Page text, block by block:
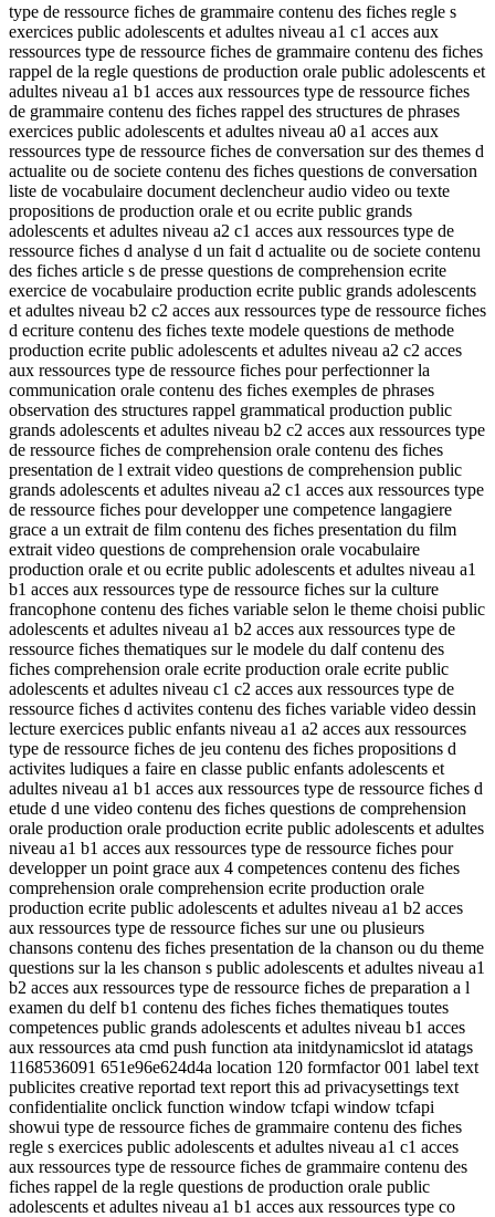
type de ressource fiches de grammaire contenu des fiches regle s
exercices public adolescents et adultes niveau a1 c1 acces aux
ressources type de ressource fiches de grammaire contenu des fiches
rappel de la regle questions de production orale public adolescents et
adultes niveau a1 b1 acces aux ressources type de ressource fiches
de grammaire contenu des fiches rappel des structures de phrases
exercices public adolescents et adultes niveau a0 a1 acces aux
ressources type de ressource fiches de conversation sur des themes d
actualite ou de societe contenu des fiches questions de conversation
liste de vocabulaire document declencheur audio video ou texte
propositions de production orale et ou ecrite public grands
adolescents et adultes niveau a2 c1 acces aux ressources type de
ressource fiches d analyse d un fait d actualite ou de societe contenu
des fiches article s de presse questions de comprehension ecrite
exercice de vocabulaire production ecrite public grands adolescents
et adultes niveau b2 c2 acces aux ressources type de ressource fiches
d ecriture contenu des fiches texte modele questions de methode
production ecrite public adolescents et adultes niveau a2 c2 acces
aux ressources type de ressource fiches pour perfectionner la
communication orale contenu des fiches exemples de phrases
observation des structures rappel grammatical production public
grands adolescents et adultes niveau b2 c2 acces aux ressources type
de ressource fiches de comprehension orale contenu des fiches
presentation de l extrait video questions de comprehension public
grands adolescents et adultes niveau a2 c1 acces aux ressources type
de ressource fiches pour developper une competence langagiere
grace a un extrait de film contenu des fiches presentation du film
extrait video questions de comprehension orale vocabulaire
production orale et ou ecrite public adolescents et adultes niveau a1
b1 acces aux ressources type de ressource fiches sur la culture
francophone contenu des fiches variable selon le theme choisi public
adolescents et adultes niveau a1 b2 acces aux ressources type de
ressource fiches thematiques sur le modele du dalf contenu des
fiches comprehension orale ecrite production orale ecrite public
adolescents et adultes niveau c1 c2 acces aux ressources type de
ressource fiches d activites contenu des fiches variable video dessin
lecture exercices public enfants niveau a1 a2 acces aux ressources
type de ressource fiches de jeu contenu des fiches propositions d
activites ludiques a faire en classe public enfants adolescents et
adultes niveau a1 b1 acces aux ressources type de ressource fiches d
etude d une video contenu des fiches questions de comprehension
orale production orale production ecrite public adolescents et adultes
niveau a1 b1 acces aux ressources type de ressource fiches pour
developper un point grace aux 4 competences contenu des fiches
comprehension orale comprehension ecrite production orale
production ecrite public adolescents et adultes niveau a1 b2 acces
aux ressources type de ressource fiches sur une ou plusieurs
chansons contenu des fiches presentation de la chanson ou du theme
questions sur la les chanson s public adolescents et adultes niveau a1
b2 acces aux ressources type de ressource fiches de preparation a l
examen du delf b1 contenu des fiches fiches thematiques toutes
competences public grands adolescents et adultes niveau b1 acces
aux ressources ata cmd push function ata initdynamicslot id atatags
1168536091 651e96e624d4a location 120 formfactor 001 label text
publicites creative reportad text report this ad privacysettings text
confidentialite onclick function window tcfapi window tcfapi
showui type de ressource fiches de grammaire contenu des fiches
regle s exercices public adolescents et adultes niveau a1 c1 acces
aux ressources type de ressource fiches de grammaire contenu des
fiches rappel de la regle questions de production orale public
adolescents et adultes niveau a1 b1 acces aux ressources type co